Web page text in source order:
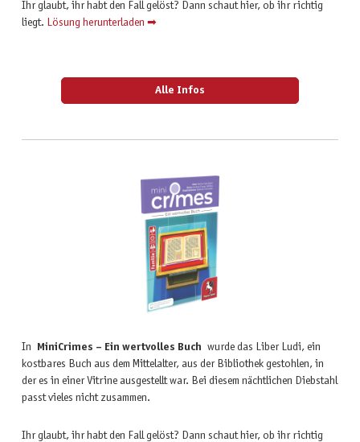
Ihr glaubt, ihr habt den Fall gelöst? Dann schaut hier, ob ihr richtig
liegt. Lösung herunterladen ➡
Alle Infos
In MiniCrimes – Ein wertvolles Buch wurde das Liber Ludi, ein
kostbares Buch aus dem Mittelalter, aus der Bibliothek gestohlen, in
der es in einer Vitrine ausgestellt war. Bei diesem nächtlichen Diebstahl
passt vieles nicht zusammen.
Ihr glaubt, ihr habt den Fall gelöst? Dann schaut hier, ob ihr richtig